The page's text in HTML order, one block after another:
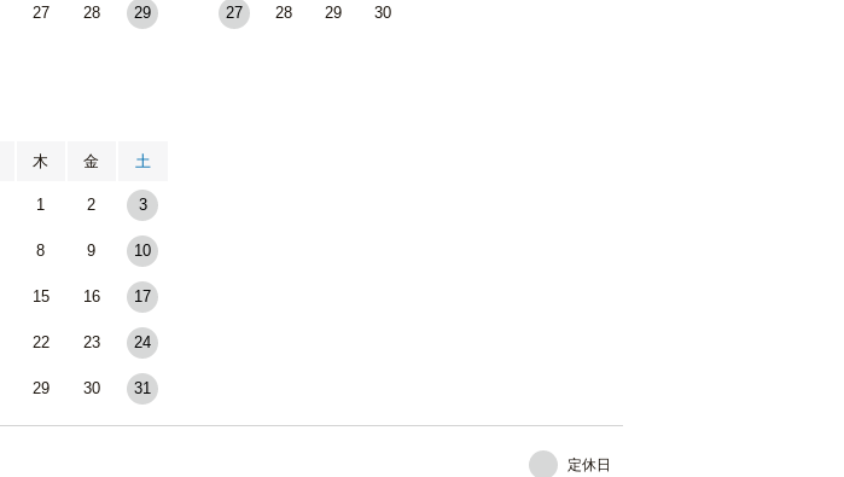
27 28 29 27 28 29 30
木 金 土
1 2 3
8 9 10
15 16 17
22 23 24
29 30 31
定休日